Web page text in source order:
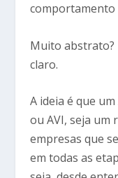
comportamento
Muito abstrato?
claro.
A ideia é que
ou AVI, seja um
empresas que
em todas as